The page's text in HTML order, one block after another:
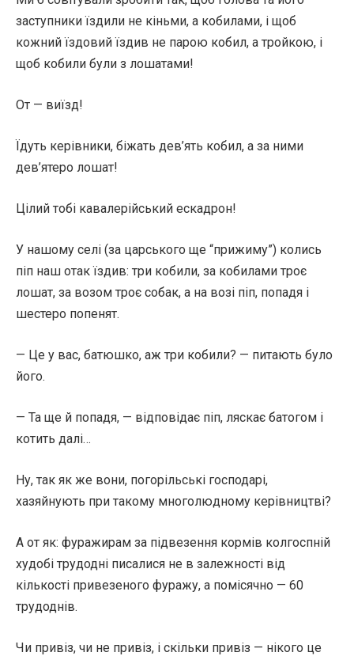
заступники їздили не кіньми, а кобилами, і щоб
кожний їздовий їздив не парою кобил, а тройкою, і
щоб кобили були з лошатами!
От — виїзд!
Їдуть керівники, біжать дев’ять кобил, а за ними
дев’ятеро лошат!
Цілий тобі кавалерійський ескадрон!
У нашому селі (за царського ще “прижиму”) колись
піп наш отак їздив: три кобили, за кобилами троє
лошат, за возом троє собак, а на возі піп, попадя і
шестеро попенят.
— Це у вас, батюшко, аж три кобили? — питають було
його.
— Та ще й попадя, — відповідає піп, ляскає батогом і
котить далі…
Ну, так як же вони, погорільські господарі,
хазяйнують при такому многолюдному керівництві?
А от як: фуражирам за підвезення кормів колгоспній
худобі трудодні писалися не в залежності від
кількості привезеного фуражу, а помісячно — 60
трудоднів.
Чи привіз, чи не привіз, і скільки привіз — нікого це